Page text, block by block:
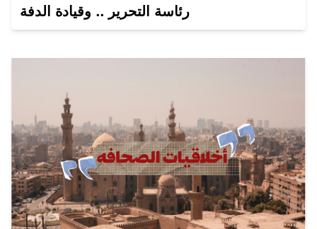
رئاسة التحرير .. وقيادة الدفة